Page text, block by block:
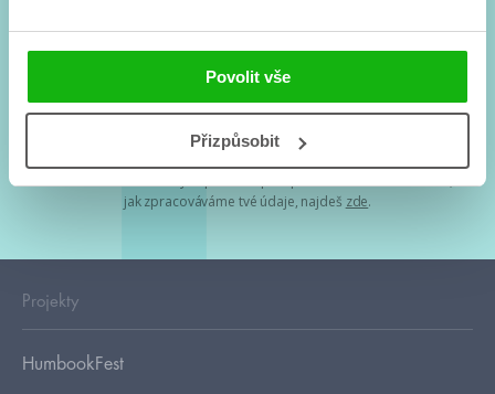
Povolit vše
Přizpůsobit
Souhlasím spodmínkami zpracování osobních údajů
Tvá e-mailová adresa je u nás v bezpečí. Přečti si
jak zpracováváme tvé údaje, najdeš zde.
Projekty
HumbookFest